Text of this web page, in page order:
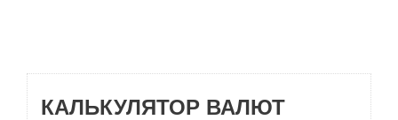
КАЛЬКУЛЯТОР ВАЛЮТ